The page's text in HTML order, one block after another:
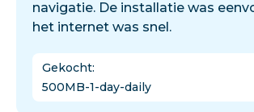
navigatie. De installatie was
het internet was snel.
Gekocht:
500MB-1-day-daily